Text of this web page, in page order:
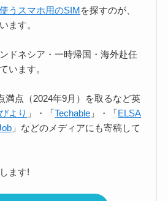
うスマホ用のSIMを探すのが、
ます。
ドネシア・一時帰国・海外赴任
います。
満点（2024年9月）を取るなど英
より 」・「Techable 」・「ELSA
」などのメディアにも寄稿して
ます!